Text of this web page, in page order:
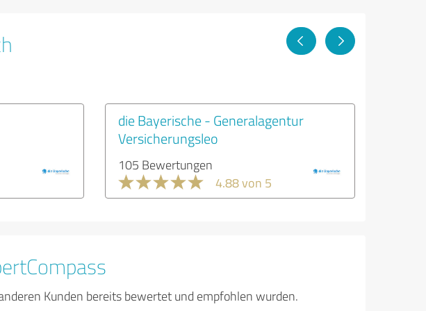
die Bayerische - Generalagentur
Versicherungsleo
105 Bewertungen
4.88 von 5
Kunden bereits bewertet und empfohlen wurden.